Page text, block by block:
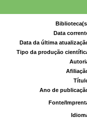
Data
Data da última
Tipo da produção
Ano de
Fonte/